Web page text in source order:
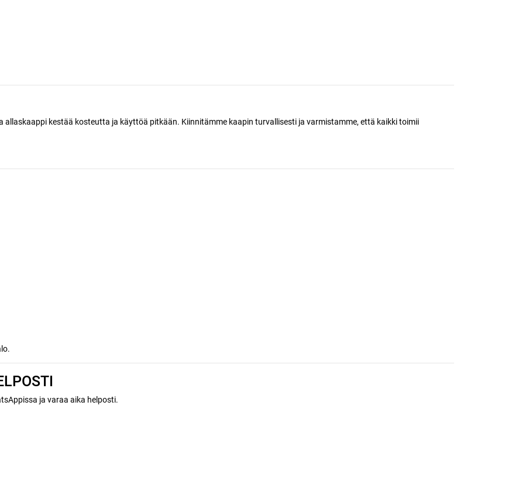
kestää kosteutta ja käyttöä pitkään. Kiinnitämme kaapin turvallisesti ja varmistamme, että kaikki toimii
ja varaa aika helposti.